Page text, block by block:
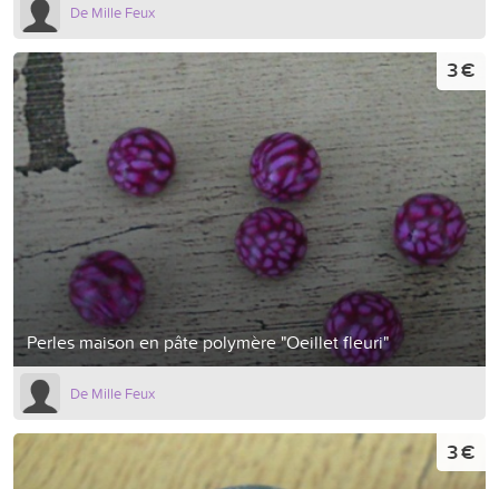
De Mille Feux
Perles maison en pâte polymère "Oeillet fleuri"
3 €
De Mille Feux
3 €